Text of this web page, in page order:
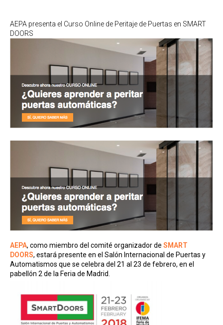
AEPA presenta el Curso Online de Peritaje de Puertas en SMART
DOORS
AEPA, como miembro del comité organizador de SMART
DOORS, estará presente en el Salón Internacional de Puertas y
Automatismos que se celebra del 21 al 23 de febrero, en el
pabellón 2 de la Feria de Madrid.